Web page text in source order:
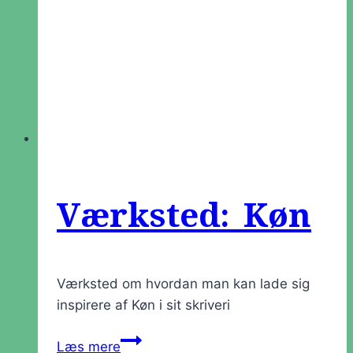
Værksted: Køn
Værksted om hvordan man kan lade sig
inspirere af Køn i sit skriveri
Læs mereVærksted: